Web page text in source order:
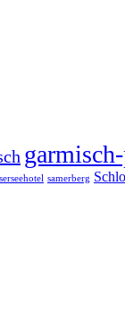
samerberg